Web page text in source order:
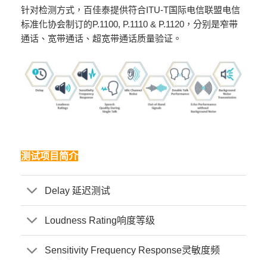
针对检测方式，百佳泰提供符合ITU-T国际电信联盟电信
标准化协会制订的P.1100, P.1110 & P.1120，分别是窄带
通话、宽带通话、超宽带通话质量验证。
测试项目简介
Delay 延迟测试
Loudness Rating响度等级
Sensitivity Frequency Response灵敏度频